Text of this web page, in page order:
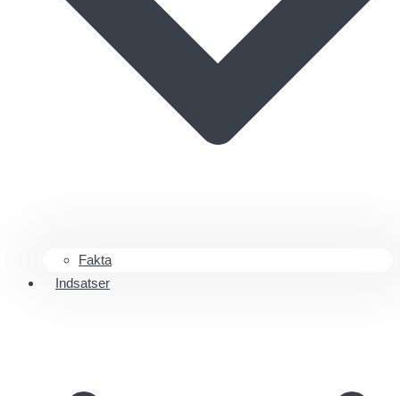
Fakta
Indsatser